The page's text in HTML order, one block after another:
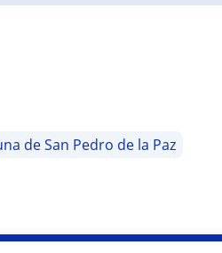
de San Pedro de la Paz